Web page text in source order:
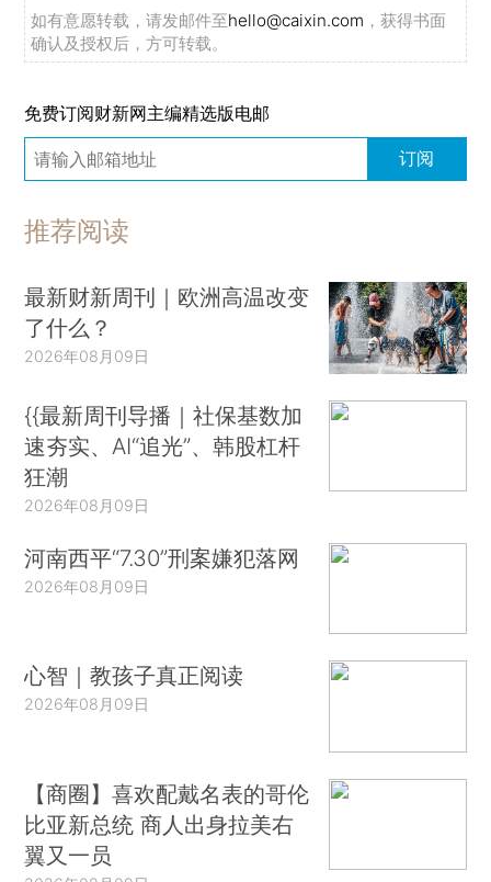
如有意愿转载，请发邮件至hello@caixin.com ，获得书面
确认及授权后，方可转载。
免费订阅财新网主编精选版电邮
订阅
推荐阅读
最新财新周刊｜欧洲高温改变
了什么？
2026年08月09日
{{最新周刊导播｜社保基数加
速夯实、AI“追光”、韩股杠杆
狂潮
2026年08月09日
河南西平“7.30”刑案嫌犯落网
2026年08月09日
心智｜教孩子真正阅读
2026年08月09日
【商圈】喜欢配戴名表的哥伦
比亚新总统 商人出身拉美右
翼又一员